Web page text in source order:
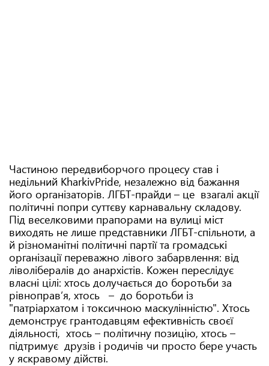
Частиною передвиборчого процесу став і
недільний KharkivPride, незалежно від бажання
його організаторів. ЛГБТ-прайди – це взагалі акції
політичні попри суттєву карнавальну складову.
Під веселковими прапорами на вулиці міст
виходять не лише представники ЛГБТ-спільноти, а
й різноманітні політичні партії та громадські
організації переважно лівого забарвлення: від
ліволібералів до анархістів. Кожен переслідує
власні цілі: хтось долучається до боротьби за
рівноправ’я, хтось – до боротьби із
"патріархатом і токсичною маскулінністю". Хтось
демонструє грантодавцям ефективність своєї
діяльності, хтось – політичну позицію, хтось –
підтримує друзів і родичів чи просто бере участь
у яскравому дійстві.